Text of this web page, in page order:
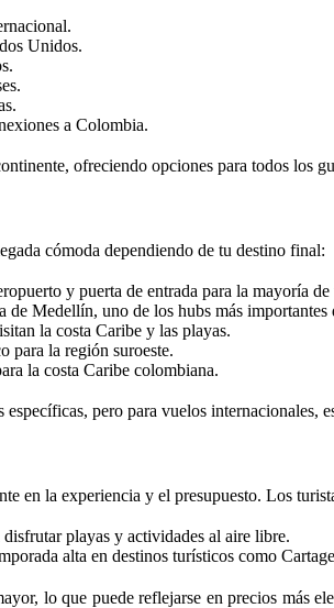
Unidos.
a Colombia.
ofreciendo opciones para todos los
cómoda dependiendo de tu destino final:
y puerta de entrada para la mayoría
de Medellín, uno de los hubs más importantes
la costa Caribe y las playas.
para la región suroeste.
la costa Caribe colombiana.
pero para vuelos internacionales,
en la experiencia y el presupuesto. Los
playas y actividades al aire libre.
alta en destinos turísticos como
lo que puede reflejarse en precios más